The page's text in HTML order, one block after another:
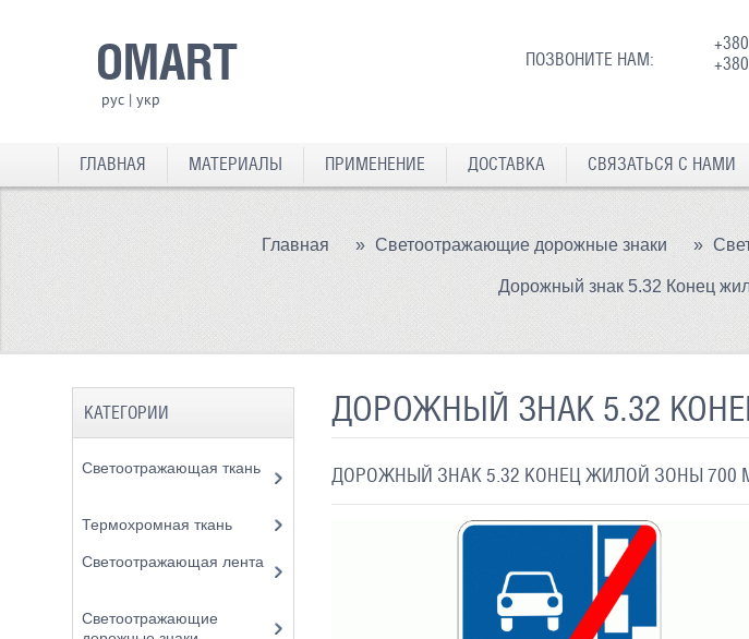
OMART
рус |укр
ПОЗВОНИТЕ НАМ:
ГЛАВНАЯ МАТЕРИАЛЫ ПРИМЕНЕНИЕ ДОСТАВКА СВЯЗАТЬСЯ С НАМИ
Главная » Светоотражающие дорожные знаки »
Дорожный знак 5.32 Конец
ДОРОЖНЫЙ ЗНАК 5.32
ДОРОЖНЫЙ ЗНАК 5.32 КОНЕЦ ЖИЛОЙ ЗОНЫ 700
КАТЕГОРИИ
Светоотражающая ткань
Термохромная ткань
Светоотражающая лента
Светоотражающие